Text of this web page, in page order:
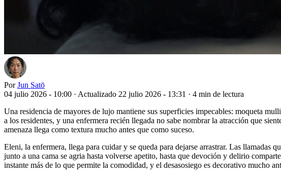
Por Jun Satō
04 julio 2026 - 10:00 · Actualizado 22 julio 2026 - 13:31 · 4 min de lectura
Una residencia de mayores de lujo mantiene sus superficies impecables: moqueta
a los residentes, y una enfermera recién llegada no sabe nombrar la atracción que
amenaza llega como textura mucho antes que como suceso.
Eleni, la enfermera, llega para cuidar y se queda para dejarse arrastrar. Las
junto a una cama se agria hasta volverse apetito, hasta que devoción y delirio
instante más de lo que permite la comodidad, y el desasosiego es decorativo mucho